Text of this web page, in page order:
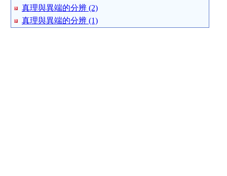
真理與異端的分辨 (2)
真理與異端的分辨 (1)